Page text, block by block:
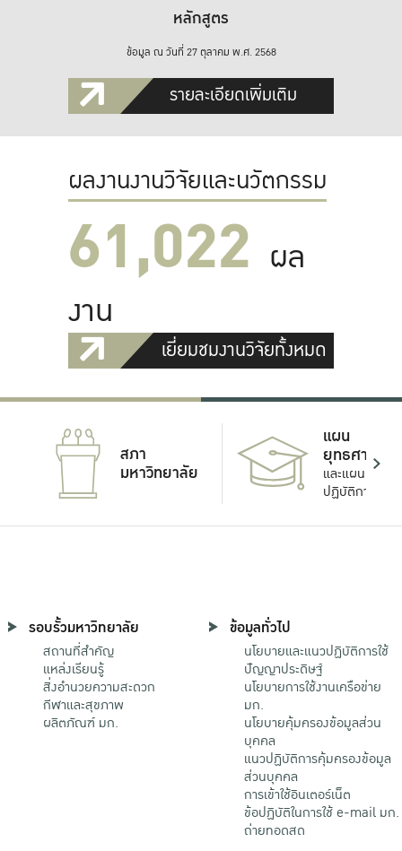
หลักสูตร
ข้อมูล ณ วันที่ 27 ตุลาคม พ.ศ. 2568
รายละเอียดเพิ่มเติม
ผลงานงานวิจัยและนวัตกรรม
61,022 ผล
งาน
เยี่ยมชมงานวิจัยทั้งหมด
สภา
มหาวิทยาลัย
แผน
ยุทธศาสตร์
และแผน
ปฏิบัติการ
รอบรั้วมหาวิทยาลัย
สถานที่สำคัญ
แหล่งเรียนรู้
สิ่งอำนวยความสะดวก
กีฬาและสุขภาพ
ผลิตภัณฑ์ มก.
ข้อมูลทั่วไป
นโยบายและแนวปฏิบัติการใช้
ปัญญาประดิษฐ์
นโยบายการใช้งานเครือข่าย
มก.
นโยบายคุ้มครองข้อมูลส่วน
บุคคล
แนวปฏิบัติการคุ้มครองข้อมูล
ส่วนบุคคล
การเข้าใช้อินเตอร์เน็ต
ข้อปฏิบัติในการใช้ e-mail มก.
ถ่ายทอดสด